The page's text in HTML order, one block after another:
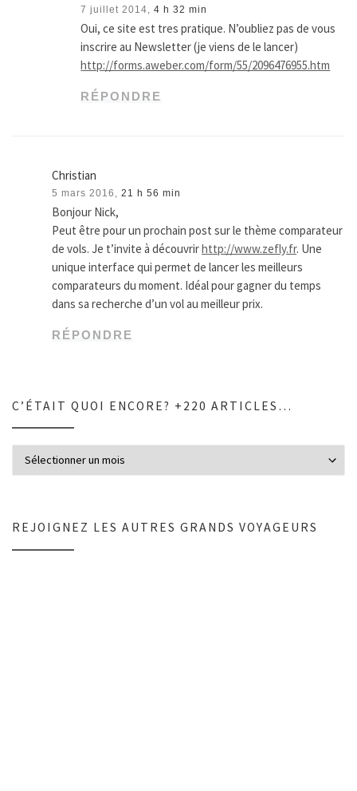
7 juillet 2014, 4 h 32 min
Oui, ce site est tres pratique. N’oubliez pas de vous
inscrire au Newsletter (je viens de le lancer)
http://forms.aweber.com/form/55/2096476955.htm
RÉPONDRE
Christian
5 mars 2016, 21 h 56 min
Bonjour Nick,
Peut être pour un prochain post sur le thème comparateur
de vols. Je t’invite à découvrirhttp://www.zefly.fr. Une
unique interface qui permet de lancer les meilleurs
comparateurs du moment. Idéal pour gagner du temps
dans sa recherche d’un vol au meilleur prix.
RÉPONDRE
C’ÉTAIT QUOI ENCORE? +220 ARTICLES…
REJOIGNEZ LES AUTRES GRANDS VOYAGEURS